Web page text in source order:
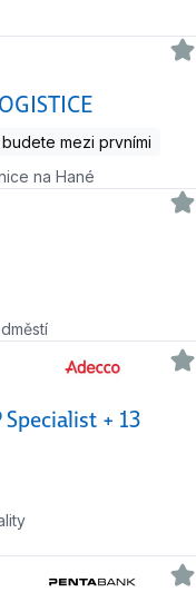
mezi prvními
na Hané
+ 13